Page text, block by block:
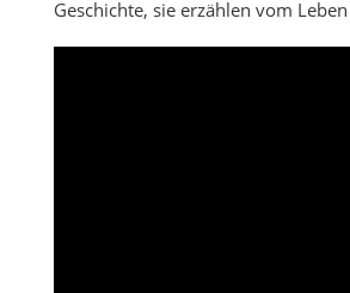
Geschichte, sie erzählen vom